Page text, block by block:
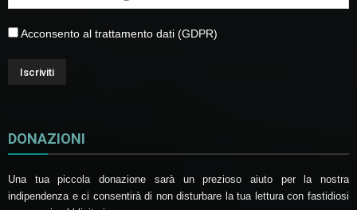
Acconsento al trattamento dati (GDPR)
DONAZIONI
Una tua piccola donazione sarà un prezioso aiuto per la nostra
indipendenza e ci consentirà di non disturbare la tua lettura con fastidiosi